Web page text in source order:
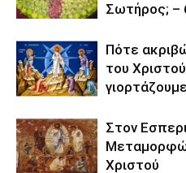
Σωτήρος; –
Πότε
του Χριστού
Στον
Χριστού